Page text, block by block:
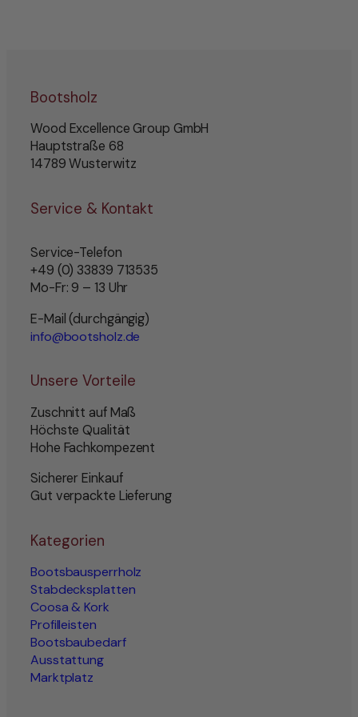
Bootsholz
Wood Excellence Group GmbH
Hauptstraße 68
14789 Wusterwitz
Service & Kontakt
Service-Telefon
+49 (0) 33839 713535
Mo-Fr: 9 – 13 Uhr
E-Mail (durchgängig)
info@bootsholz.de
Unsere Vorteile
Zuschnitt auf Maß
Höchste Qualität
Hohe Fachkompezent
Sicherer Einkauf
Gut verpackte Lieferung
Kategorien
Bootsbausperrholz
Stabdecksplatten
Coosa & Kork
Profilleisten
Bootsbaubedarf
Ausstattung
Marktplatz